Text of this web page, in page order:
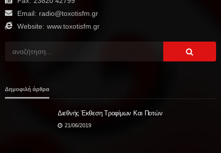
Email: radio@toxotisfm.gr
Website: www.toxotisfm.gr
Δημοφιλή άρθρα
Διεθνής Έκθεση Τροφίμων Και Ποτών
21/06/2019